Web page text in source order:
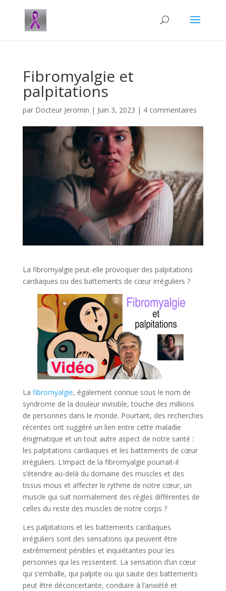
Fibromyalgie et
palpitations
par Docteur Jeromin | Juin 3, 2023 | 4 commentaires
La fibromyalgie peut-elle provoquer des palpitations
cardiaques ou des battements de cœur irréguliers ?
La fibromyalgie, également connue sous le nom de
syndrome de la douleur invisible, touche des millions
de personnes dans le monde. Pourtant, des recherches
récentes ont suggéré un lien entre cette maladie
énigmatique et un tout autre aspect de notre santé :
les palpitations cardiaques et les battements de cœur
irréguliers. L’impact de la fibromyalgie pourrait-il
s’étendre au-delà du domaine des muscles et des
tissus mous et affecter le rythme de notre cœur, un
muscle qui suit normalement des règles différentes de
celles du reste des muscles de notre corps ?
Les palpitations et les battements cardiaques
irréguliers sont des sensations qui peuvent être
extrêmement pénibles et inquiétantes pour les
personnes qui les ressentent. La sensation d’un cœur
qui s’emballe, qui palpite ou qui saute des battements
peut être déconcertante, conduire à l’anxiété et